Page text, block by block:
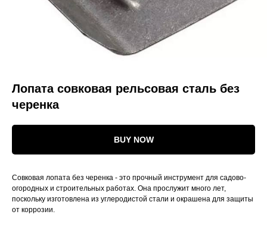
Лопата совковая рельсовая сталь без
черенка
BUY NOW
Совковая лопата без черенка - это прочный инструмент для садово-
огородных и строительных работах. Она прослужит много лет,
поскольку изготовлена из углеродистой стали и окрашена для защиты
от коррозии.